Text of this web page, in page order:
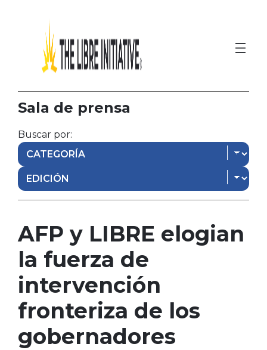
Sala de prensa
Buscar por:
AFP y LIBRE elogian
la fuerza de
intervención
fronteriza de los
gobernadores